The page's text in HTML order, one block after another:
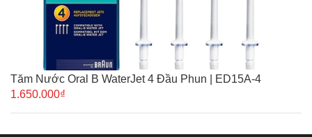
Tăm Nước Oral B WaterJet 4 Đầu Phun | ED15A-4
1.650.000₫